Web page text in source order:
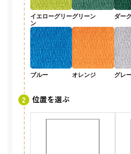
イエローグリー
ン
グリーン ダー
ブルー オレンジ グレ
位置を選ぶ